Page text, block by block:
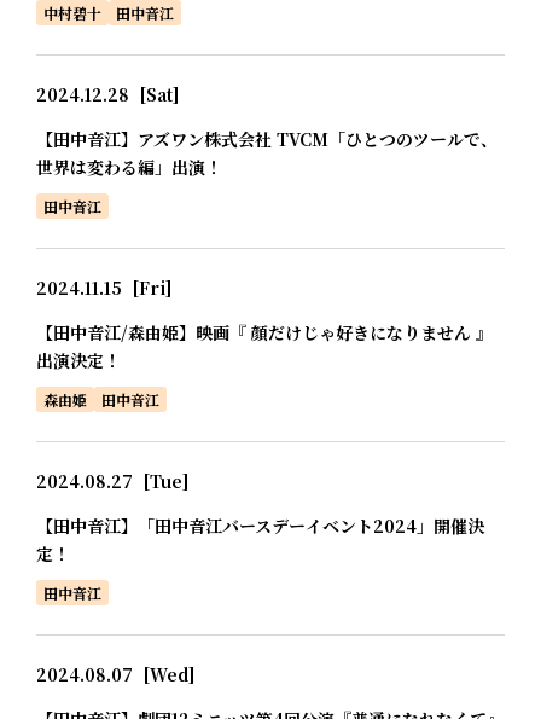
中村碧十 田中音江
2024.12.28 [Sat]
【田中音江】アズワン株式会社 TVCM「ひとつのツールで、
世界は変わる編」出演！
田中音江
2024.11.15 [Fri]
【田中音江/森由姫】映画『 顔だけじゃ好きになりません 』
出演決定！
森由姫 田中音江
2024.08.27 [Tue]
【田中音江】「田中音江バースデーイベント2024」開催決
定！
田中音江
2024.08.07 [Wed]